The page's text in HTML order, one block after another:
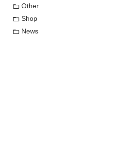
Other
Shop
News